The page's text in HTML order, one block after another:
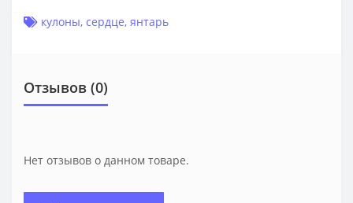
кулоны, сердце, янтарь
Отзывов (0)
Нет отзывов о данном товаре.